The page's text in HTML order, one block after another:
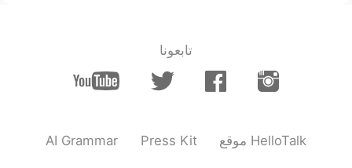
次回はトフ
次回はとうふを入れたい。
美味しそうだ！
تابعونا
AI Grammar Press Kit موقع HelloTalk